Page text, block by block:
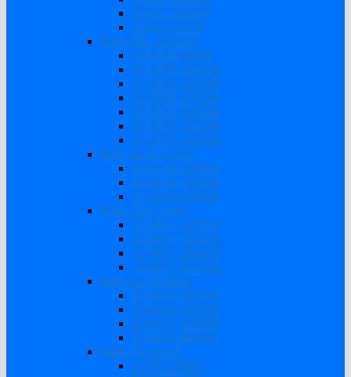
SAKO 6200W
SAKO 11KW
Biến Tần SUOER
SUOER 500W
SUOER 1000W
SUOER 1500W
SUOER 2000W
SUOER 3000W
SUOER 3200W
SUOER 5000W
Biến tần EASUN
EASUN 3000W
EASUN 3800W
EASUN 6200W
Biến Tần Sumry
SUMRY 1800W
SUMRY 3000W
SUMRY 3800W
SUMRY 6200W
Biến tần ZUMAX
ZUMAX 3000W
ZUMAX 5500W
ZUMAX 6200W
ZUMAX 6600W
Biến Tần Bơm
BƠM 5500W